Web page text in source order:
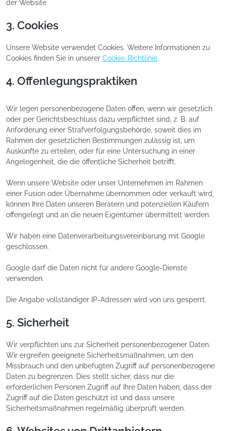
der Website
3. Cookies
Unsere Website verwendet Cookies. Weitere Informationen zu
Cookies finden Sie in unserer Cookie-Richtlinie.
4. Offenlegungspraktiken
Wir legen personenbezogene Daten offen, wenn wir gesetzlich
oder per Gerichtsbeschluss dazu verpflichtet sind, z. B. auf
Anforderung einer Strafverfolgungsbehörde, soweit dies im
Rahmen der gesetzlichen Bestimmungen zulässig ist, um
Auskünfte zu erteilen, oder für eine Untersuchung in einer
Angelegenheit, die die öffentliche Sicherheit betrifft.
Wenn unsere Website oder unser Unternehmen im Rahmen
einer Fusion oder Übernahme übernommen oder verkauft wird,
können Ihre Daten unseren Beratern und potenziellen Käufern
offengelegt und an die neuen Eigentümer übermittelt werden.
Wir haben eine Datenverarbeitungsvereinbarung mit Google
geschlossen.
Google darf die Daten nicht für andere Google-Dienste
verwenden.
Die Angabe vollständiger IP-Adressen wird von uns gesperrt.
5. Sicherheit
Wir verpflichten uns zur Sicherheit personenbezogener Daten.
Wir ergreifen geeignete Sicherheitsmaßnahmen, um den
Missbrauch und den unbefugten Zugriff auf personenbezogene
Daten zu begrenzen. Dies stellt sicher, dass nur die
erforderlichen Personen Zugriff auf Ihre Daten haben, dass der
Zugriff auf die Daten geschützt ist und dass unsere
Sicherheitsmaßnahmen regelmäßig überprüft werden.